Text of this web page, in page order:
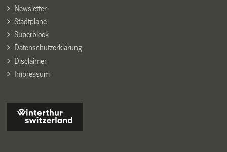
Newsletter
Stadtpläne
Superblock
Datenschutzerklärung
Disclaimer
Impressum